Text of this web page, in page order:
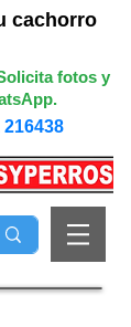
cachorro
fotos y
216438